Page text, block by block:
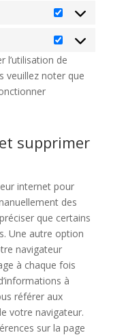
Statistiques
Marketing
l’utilisation de
veuillez noter que
supprimer
internet pour
des
que certains
Une autre option
navigateur
à chaque fois
à
référer aux
votre navigateur.
sur la page